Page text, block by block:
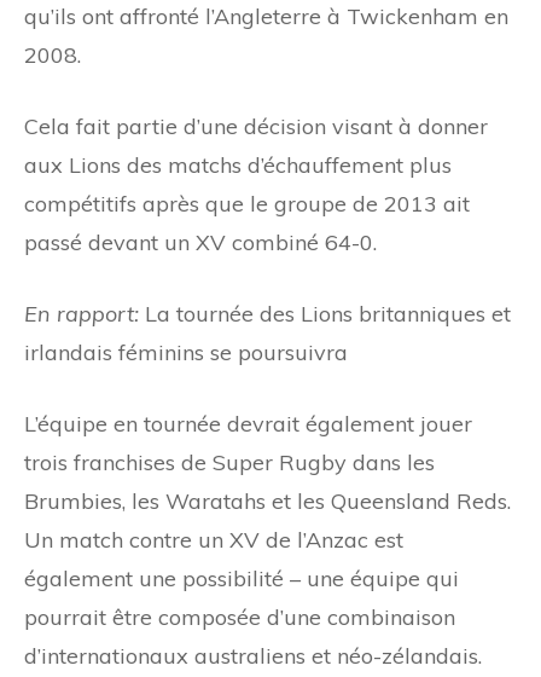
qu’ils ont affronté l’Angleterre à Twickenham en
2008.
Cela fait partie d’une décision visant à donner
aux Lions des matchs d’échauffement plus
compétitifs après que le groupe de 2013 ait
passé devant un XV combiné 64-0.
En rapport: La tournée des Lions britanniques et
irlandais féminins se poursuivra
L’équipe en tournée devrait également jouer
trois franchises de Super Rugby dans les
Brumbies, les Waratahs et les Queensland Reds.
Un match contre un XV de l’Anzac est
également une possibilité – une équipe qui
pourrait être composée d’une combinaison
d’internationaux australiens et néo-zélandais.